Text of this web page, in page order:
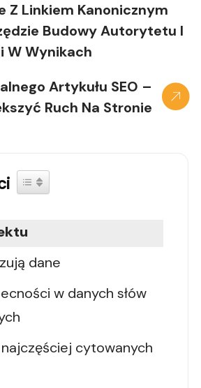
Z Linkiem Kanonicznym
Budowy Autorytetu I
W Wynikach
Artykułu SEO –
Ruch Na Stronie
Toggle Table of Content
dane
w danych słów
cytowanych